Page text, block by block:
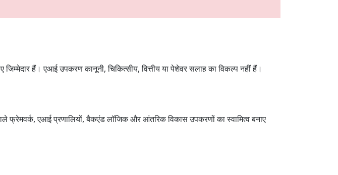
हैं। एआई उपकरण कानूनी, चिकित्सीय, वित्तीय या पेशेवर सलाह का विकल्प नहीं हैं।
फ्रेमवर्क, एआई प्रणालियों, बैकएंड लॉजिक और आंतरिक विकास उपकरणों का स्वामित्व बनाए